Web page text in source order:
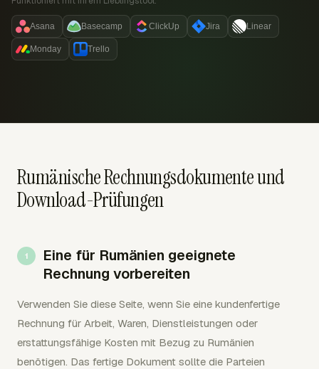
Asana Basecamp ClickUp Jira Linear
Monday Trello
Rumänische Rechnungsdokumente und
Download-Prüfungen
Eine für Rumänien geeignete
Rechnung vorbereiten
Verwenden Sie diese Seite, wenn Sie eine kundenfertige
Rechnung für Arbeit, Waren, Dienstleistungen oder
erstattungsfähige Kosten mit Bezug zu Rumänien
benötigen. Das fertige Dokument sollte die Parteien